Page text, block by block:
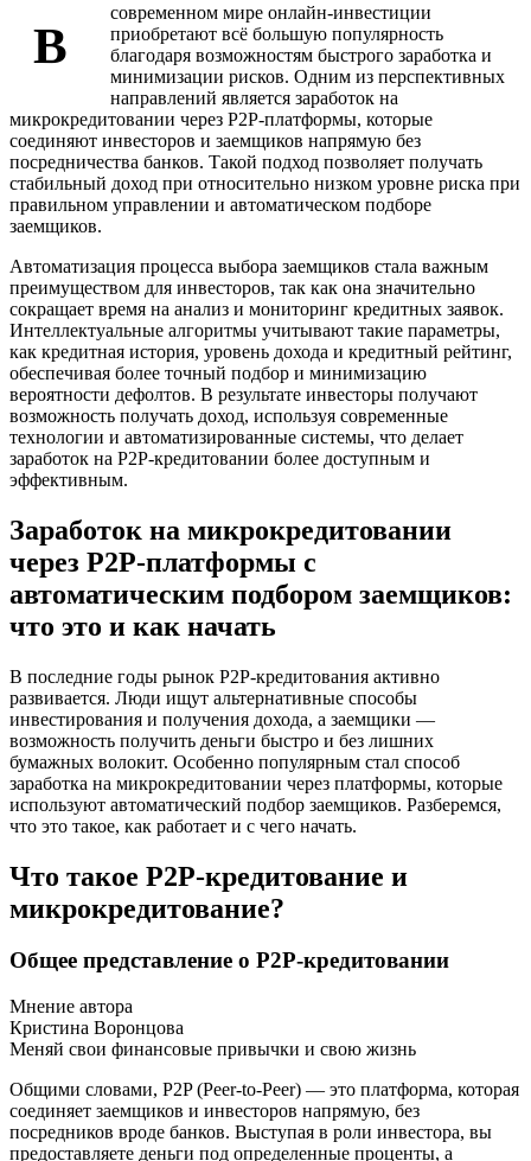
В
современном мире онлайн-инвестиции
приобретают всё большую популярность
благодаря возможностям быстрого заработка и
минимизации рисков. Одним из перспективных
направлений является заработок на
микрокредитовании через P2P-платформы, которые
соединяют инвесторов и заемщиков напрямую без
посредничества банков. Такой подход позволяет получать
стабильный доход при относительно низком уровне риска при
правильном управлении и автоматическом подборе
заемщиков.
Автоматизация процесса выбора заемщиков стала важным
преимуществом для инвесторов, так как она значительно
сокращает время на анализ и мониторинг кредитных заявок.
Интеллектуальные алгоритмы учитывают такие параметры,
как кредитная история, уровень дохода и кредитный рейтинг,
обеспечивая более точный подбор и минимизацию
вероятности дефолтов. В результате инвесторы получают
возможность получать доход, используя современные
технологии и автоматизированные системы, что делает
заработок на P2P-кредитовании более доступным и
эффективным.
Заработок на микрокредитовании
через P2P-платформы с
автоматическим подбором заемщиков:
что это и как начать
В последние годы рынок P2P-кредитования активно
развивается. Люди ищут альтернативные способы
инвестирования и получения дохода, а заемщики —
возможность получить деньги быстро и без лишних
бумажных волокит. Особенно популярным стал способ
заработка на микрокредитовании через платформы, которые
используют автоматический подбор заемщиков. Разберемся,
что это такое, как работает и с чего начать.
Что такое P2P-кредитование и
микрокредитование?
Общее представление о P2P-кредитовании
Мнение автора
Кристина Воронцова
Меняй свои финансовые привычки и свою жизнь
Общими словами, P2P (Peer-to-Peer) — это платформа, которая
соединяет заемщиков и инвесторов напрямую, без
посредников вроде банков. Выступая в роли инвестора, вы
предоставляете деньги под определенные проценты, а